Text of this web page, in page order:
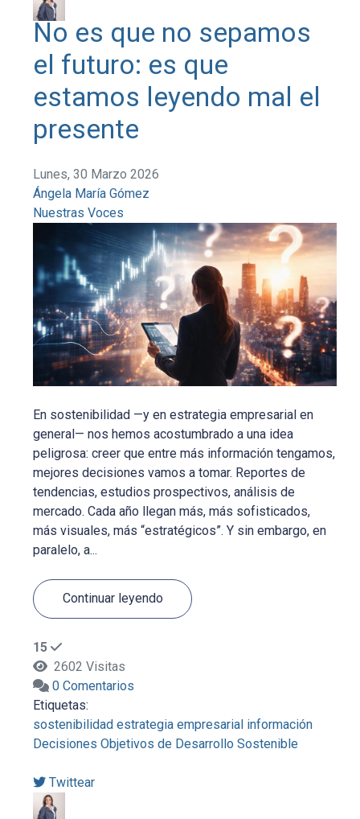
No es que no sepamos
el futuro: es que
estamos leyendo mal el
presente
Lunes, 30 Marzo 2026
Ángela María Gómez
Nuestras Voces
En sostenibilidad —y en estrategia empresarial en
general— nos hemos acostumbrado a una idea
peligrosa: creer que entre más información tengamos,
mejores decisiones vamos a tomar. Reportes de
tendencias, estudios prospectivos, análisis de
mercado. Cada año llegan más, más sofisticados,
más visuales, más “estratégicos”. Y sin embargo, en
paralelo, a...
Continuar leyendo
15
2602 Visitas
0 Comentarios
Etiquetas:
sostenibilidad estrategia empresarial información
Decisiones Objetivos de Desarrollo Sostenible
Twittear